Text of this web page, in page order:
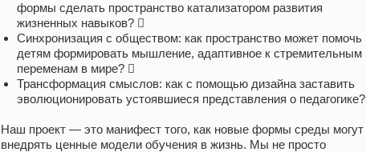
формы сделать пространство катализатором развития
жизненных навыков? 
Синхронизация с обществом: как пространство может помочь
детям формировать мышление, адаптивное к стремительным
переменам в мире? 
Трансформация смыслов: как с помощью дизайна заставить
эволюционировать устоявшиеся представления о педагогике?
Наш проект — это манифест того, как новые формы среды могут
внедрять ценные модели обучения в жизнь. Мы не просто